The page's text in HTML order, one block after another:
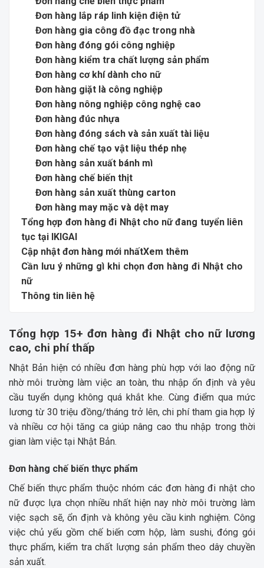
Đơn hàng lắp ráp linh kiện điện tử
Đơn hàng gia công đồ đạc trong nhà
Đơn hàng đóng gói công nghiệp
Đơn hàng kiểm tra chất lượng sản phẩm
Đơn hàng cơ khí dành cho nữ
Đơn hàng giặt là công nghiệp
Đơn hàng nông nghiệp công nghệ cao
Đơn hàng đúc nhựa
Đơn hàng đóng sách và sản xuất tài liệu
Đơn hàng chế tạo vật liệu thép nhẹ
Đơn hàng sản xuất bánh mì
Đơn hàng chế biến thịt
Đơn hàng sản xuất thùng carton
Đơn hàng may mặc và dệt may
Tổng hợp đơn hàng đi Nhật cho nữ đang tuyển liên
tục tại IKIGAI
Cập nhật đơn hàng mới nhấtXem thêm
Cần lưu ý những gì khi chọn đơn hàng đi Nhật cho
nữ
Thông tin liên hệ
Tổng hợp 15+ đơn hàng đi Nhật cho nữ lương
cao, chi phí thấp
Nhật Bản hiện có nhiều đơn hàng phù hợp với lao động nữ
nhờ môi trường làm việc an toàn, thu nhập ổn định và yêu
cầu tuyển dụng không quá khắt khe. Cùng điểm qua mức
lương từ 30 triệu đồng/tháng trở lên, chi phí tham gia hợp lý
và nhiều cơ hội tăng ca giúp nâng cao thu nhập trong thời
gian làm việc tại Nhật Bản.
Đơn hàng chế biến thực phẩm
Chế biến thực phẩm thuộc nhóm các đơn hàng đi nhật cho
nữ được lựa chọn nhiều nhất hiện nay nhờ môi trường làm
việc sạch sẽ, ổn định và không yêu cầu kinh nghiệm. Công
việc chủ yếu gồm chế biến cơm hộp, làm sushi, đóng gói
thực phẩm, kiểm tra chất lượng sản phẩm theo dây chuyền
sản xuất.